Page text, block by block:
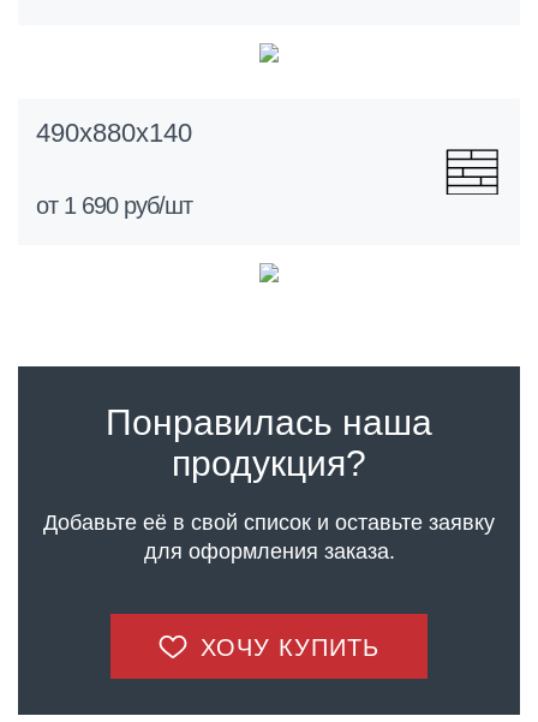
490х880х140
от 1 690 руб/шт
Понравилась наша
продукция?
Добавьте её в свой список и оставьте заявку
для оформления заказа.
ХОЧУ КУПИТЬ